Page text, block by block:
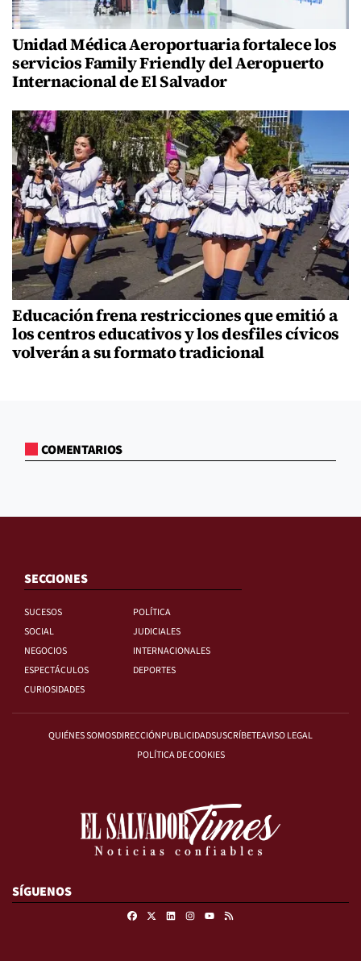
Unidad Médica Aeroportuaria fortalece los
servicios Family Friendly del Aeropuerto
Internacional de El Salvador
Educación frena restricciones que emitió a
los centros educativos y los desfiles cívicos
volverán a su formato tradicional
COMENTARIOS
SECCIONES
SUCESOS
POLÍTICA
SOCIAL
JUDICIALES
NEGOCIOS
INTERNACIONALES
ESPECTÁCULOS
DEPORTES
CURIOSIDADES
QUIÉNES SOMOSDIRECCIÓNPUBLICIDADSUSCRÍBETEAVISO LEGAL
POLÍTICA DE COOKIES
SÍGUENOS
FacebookLinkedinInstagram